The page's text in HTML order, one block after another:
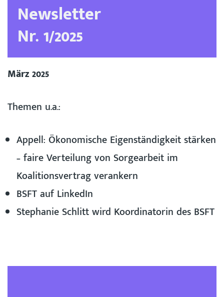
Newsletter
Nr. 1/2025
März 2025
Themen u.a.:
Appell: Ökonomische Eigenständigkeit stärken
– faire Verteilung von Sorgearbeit im
Koalitionsvertrag verankern
BSFT auf LinkedIn
Stephanie Schlitt wird Koordinatorin des BSFT